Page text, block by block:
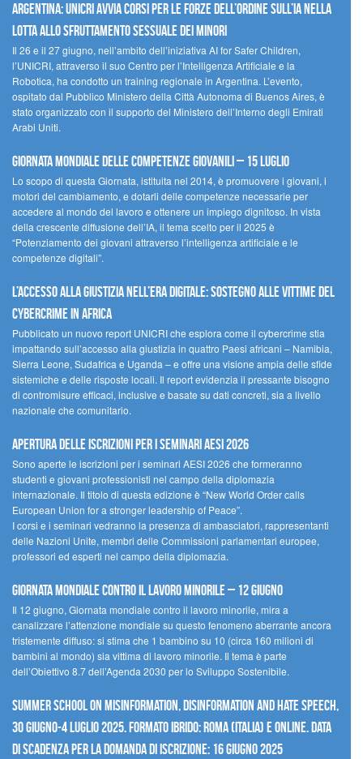
Argentina: UNICRI avvia corsi per le forze dell’ordine sull’IA nella
lotta allo sfruttamento sessuale dei minori
Il 26 e il 27 giugno, nell’ambito dell’iniziativa AI for Safer Children,
l’UNICRI, attraverso il suo Centro per l’Intelligenza Artificiale e la
Robotica, ha condotto un training regionale in Argentina. L’evento,
ospitato dal Pubblico Ministero della Città Autonoma di Buenos Aires, è
stato organizzato con il supporto del Ministero dell’Interno degli Emirati
Arabi Uniti.
Giornata Mondiale delle Competenze Giovanili – 15 luglio
Lo scopo di questa Giornata, istituita nel 2014, è promuovere i giovani, i
motori del cambiamento, e dotarli delle competenze necessarie per
accedere al mondo del lavoro e ottenere un impiego dignitoso. In vista
della crescente diffusione dell’IA, il tema scelto per il 2025 è
“Potenziamento dei giovani attraverso l’intelligenza artificiale e le
competenze digitali”.
L’accesso alla giustizia nell’era digitale: sostegno alle vittime del
cybercrime in Africa
Pubblicato un nuovo report UNICRI che esplora come il cybercrime stia
impattando sull’accesso alla giustizia in quattro Paesi africani – Namibia,
Sierra Leone, Sudafrica e Uganda – e offre una visione ampia delle sfide
sistemiche e delle risposte locali. Il report evidenzia il pressante bisogno
di contromisure efficaci, inclusive e basate su dati concreti, sia a livello
nazionale che comunitario.
Apertura delle iscrizioni per i seminari AESI 2026
Sono aperte le iscrizioni per i seminari AESI 2026 che formeranno
studenti e giovani professionisti nel campo della diplomazia
internazionale. Il titolo di questa edizione è “New World Order calls
European Union for a stronger leadership of Peace”.
I corsi e i seminari vedranno la presenza di ambasciatori, rappresentanti
delle Nazioni Unite, membri delle Commissioni parlamentari europee,
professori ed esperti nel campo della diplomazia.
Giornata mondiale contro il lavoro minorile – 12 giugno
Il 12 giugno, Giornata mondiale contro il lavoro minorile, mira a
canalizzare l’attenzione mondiale su questo fenomeno aberrante ancora
tristemente diffuso: si stima che 1 bambino su 10 (circa 160 milioni di
bambini al mondo) sia vittima di lavoro minorile. Il tema è parte
dell’Obiettivo 8.7 dell’Agenda 2030 per lo Sviluppo Sostenibile.
Summer School on Misinformation, Disinformation and Hate Speech,
30 giugno-4 luglio 2025. Formato ibrido: Roma (Italia) e online. Data
di scadenza per la domanda di iscrizione: 16 giugno 2025